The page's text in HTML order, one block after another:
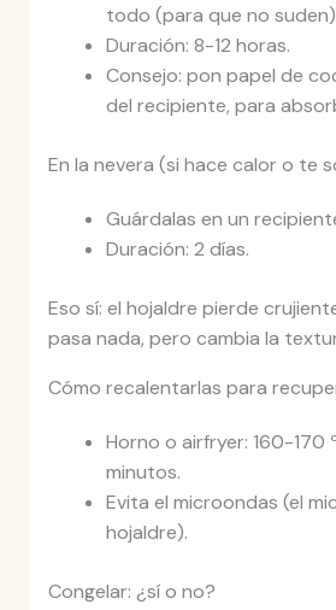
todo (para que no
Duración: 8-12 horas.
Consejo: pon papel de
del recipiente, para
En la nevera (si hace calor o te
Guárdalas en un
Duración: 2 días.
Eso sí: el hojaldre pierde
pasa nada, pero cambia la
Cómo recalentarlas para
Horno o airfryer: 160-170
minutos.
Evita el microondas (el
hojaldre).
Congelar: ¿sí o no?